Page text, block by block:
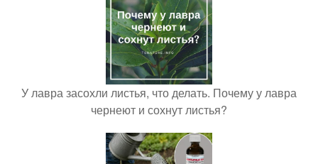
У лавра засохли листья, что делать. Почему у лавра
чернеют и сохнут листья?